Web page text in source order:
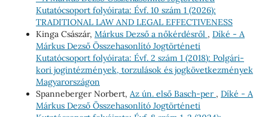
Kutatócsoport folyóirata: Évf. 10 szám 1 (2026):
TRADITIONAL LAW AND LEGAL EFFECTIVENESS
Kinga Császár, Márkus Dezső a nőkérdésről , Díké - A
Márkus Dezső Összehasonlító Jogtörténeti
Kutatócsoport folyóirata: Évf. 2 szám 1 (2018): Polgári-
kori jogintézmények, torzulások és jogkövetkezmények
Magyarországon
Spanneberger Norbert, Az ún. első Basch-per , Díké - A
Márkus Dezső Összehasonlító Jogtörténeti